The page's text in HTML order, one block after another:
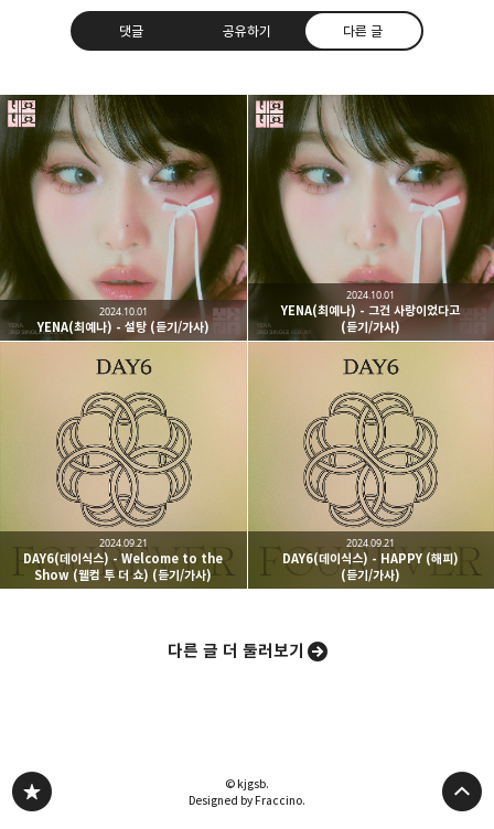
댓글 공유하기 다른 글
kjgsb
kjgsb 님의 블로그입니다.
카카오톡 트위터
YENA(최예나) - 설탕 (듣기/가사)
2024.10.01
YENA(최예나) - 그건 사랑이었다고
(듣기/가사)
2024.10.01
DAY6(데이식스) - Welcome to the
Show (웰컴 투 더 쇼) (듣기/가사)
2024.09.21
DAY6(데이식스) - HAPPY (해피)
(듣기/가사)
2024.09.21
다른 글 더 둘러보기
© kjgsb.
Designed by Fraccino.